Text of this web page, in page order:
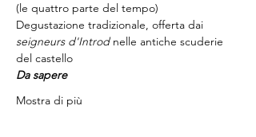
(le quattro parte del tempo)
Degustazione tradizionale, offerta dai
seigneurs d'Introd nelle antiche scuderie
del castello
Da sapere
Mostra di più